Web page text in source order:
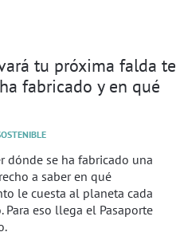
tu próxima falda te
fabricado y en qué
dónde se ha fabricado una
a saber en qué
le cuesta al planeta cada
Para eso llega el Pasaporte